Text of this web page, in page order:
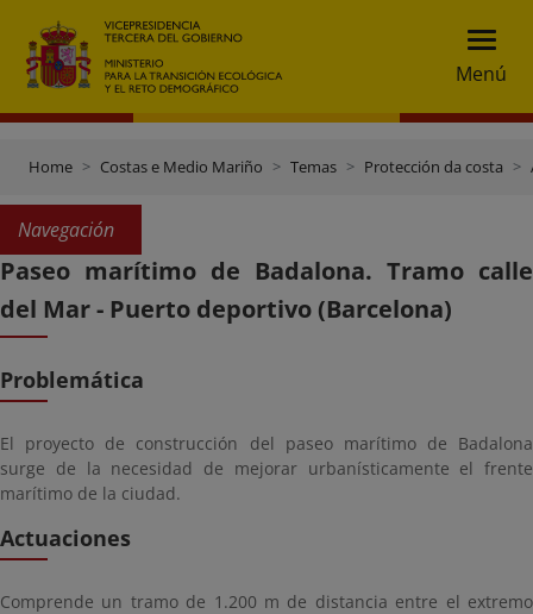
Menú
Home Costas e Medio Mariño Temas Protección da costa
Navegación
Paseo marítimo de Badalona. Tramo calle
del Mar - Puerto deportivo (Barcelona)
Problemática
El proyecto de construcción del paseo marítimo de Badalona
surge de la necesidad de mejorar urbanísticamente el frente
marítimo de la ciudad.
Actuaciones
Comprende un tramo de 1.200 m de distancia entre el extremo